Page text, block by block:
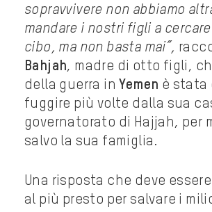
sopravvivere non abbiamo
mandare i nostri figli a
cibo, ma non basta mai”,
Bahjah, madre di otto figli,
della guerra in Yemen è stata
fuggire più volte dalla sua
governatorato di Hajjah, per
salvo la sua famiglia.
Una risposta che deve
al più presto per salvare i